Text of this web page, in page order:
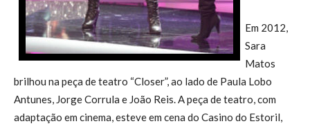
Em 2012,
Sara
Matos
brilhou na peça de teatro “Closer”, ao lado de Paula Lobo
Antunes, Jorge Corrula e João Reis. A peça de teatro, com
adaptação em cinema, esteve em cena do Casino do Estoril,